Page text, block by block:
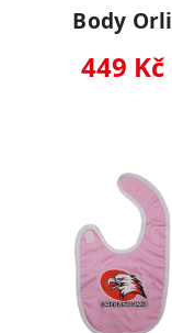
Body Orli
449 Kč